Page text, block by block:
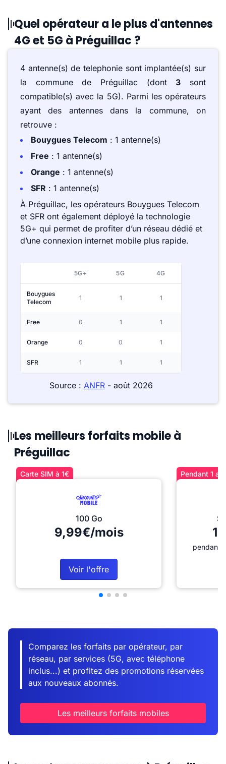
Quel opérateur a le plus d'antennes
4G et 5G à Préguillac ?
4 antenne(s) de telephonie sont implantée(s) sur
la commune de Préguillac (dont3 sont
compatible(s) avec la 5G). Parmi les opérateurs
ayant des antennes dans la commune, on
retrouve :
Bouygues Telecom : 1 antenne(s)
Free : 1 antenne(s)
Orange : 1 antenne(s)
SFR : 1 antenne(s)
À Préguillac, les opérateurs Bouygues Telecom
et SFR ont également déployé la technologie
5G+ qui permet de profiter d’un réseau dédié et
d’une connexion internet mobile plus rapide.
5G+ 5G 4G
Bouygues
Telecom
1 1 1
Free 0 1 1
Orange 0 0 1
SFR 1 1 1
Source : ANFR- août 2026
Les meilleurs forfaits mobile à
Préguillac
Carte SIM à 1€
100 Go
9,99€/mois
Voir l'offre
Pendant 1
pendant
Comparez les forfaits par opérateur, par
réseau, par services (5G, avec téléphone
inclus...) et profitez des promotions réservées
aux nouveaux abonnés.
Les meilleurs forfaits mobiles